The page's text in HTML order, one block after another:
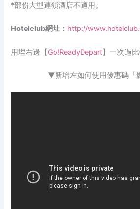
*部份大型連鎖酒店不適用。
Hotelclub網址： http://
用埋右邊【Go!ReadyDepart】一次過
▼新增左如何使用優惠碼「